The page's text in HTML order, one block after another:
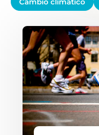
Cambio climático